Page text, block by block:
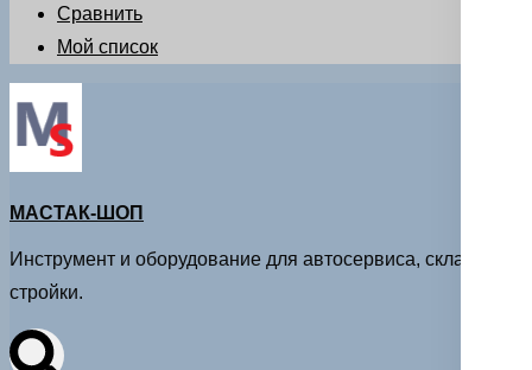
Сравнить
Мой список
МАСТАК-ШОП
Инструмент и оборудование для автосервиса, склада и
стройки.